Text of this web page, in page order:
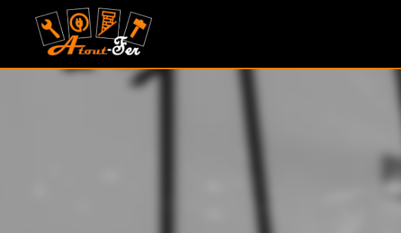
ALEXANDRE